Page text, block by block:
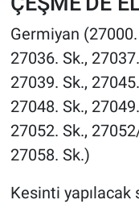
Germiyan
27036. Sk.,
27039. Sk.,
27048. Sk.,
27052. Sk.,
27058. Sk.)
Kesinti